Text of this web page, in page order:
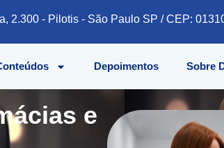
2.300 - Pilotis - São Paulo SP / CEP:
Depoimentos Sobre
e